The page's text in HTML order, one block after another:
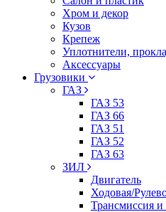
Хром и декор
Кузов
Крепеж
Уплотнители,
Аксессуары
Грузовики
ГАЗ
ГАЗ 53
ГАЗ 66
ГАЗ 51
ГАЗ 52
ГАЗ 63
ЗИЛ
Двигатель
Ходовая/
Трансмиссия